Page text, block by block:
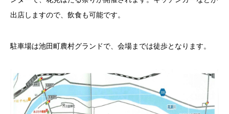
出店しますので、飲食も可能です。
駐車場は池田町農村グランドで、会場までは徒歩となります。